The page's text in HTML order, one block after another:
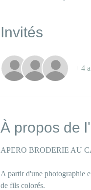
Invités
+ 4
À propos de
APERO BRODERIE AU
A partir d'une photographie
de fils colorés.